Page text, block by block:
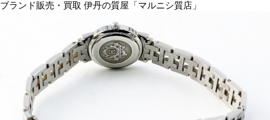
ブランド販売・買取 伊丹の質屋「マルニシ質店」